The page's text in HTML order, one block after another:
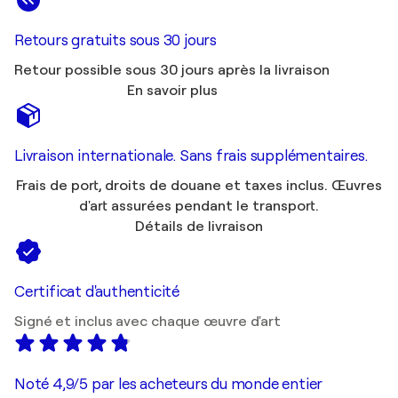
Retours gratuits sous 30 jours
Retour possible sous 30 jours après la livraison
En savoir plus
Livraison internationale. Sans frais supplémentaires.
Frais de port, droits de douane et taxes inclus. Œuvres
d'art assurées pendant le transport.
Détails de livraison
Certificat d'authenticité
Signé et inclus avec chaque œuvre d'art
Noté 4,9/5 par les acheteurs du monde entier